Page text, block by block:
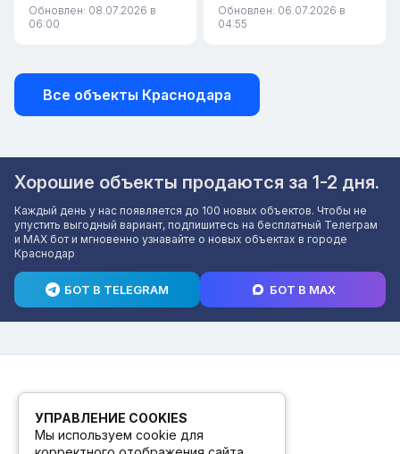
Обновлен: 08.07.2026 в
06:00
Обновлен: 06.07.2026 в
04:55
Все объекты Краснодара
Хорошие объекты продаются за 1-2 дня.
Каждый день у нас появляется до 100 новых объектов. Чтобы не
упустить выгодный вариант, подпишитесь на бесплатный Телеграм
и MAX бот и мгновенно узнавайте о новых объектах в городе
Краснодар
БОТ В TELEGRAM БОТ В MAX
УПРАВЛЕНИЕ COOKIES
Мы используем cookie для